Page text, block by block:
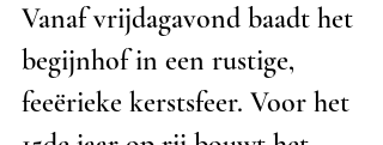
Vanaf vrijdagavond baadt het
begijnhof in een rustige,
feeërieke kerstsfeer. Voor het